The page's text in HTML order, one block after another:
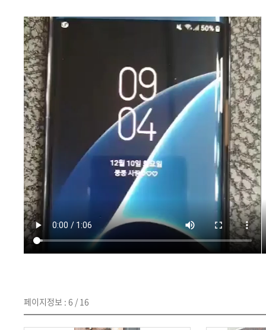
페이지정보 : 6 / 16